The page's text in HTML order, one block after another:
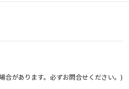
合があります。必ずお問合せください。)